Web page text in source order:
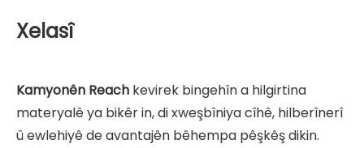
Xelasî
Kamyonên Reach kevirek bingehîn a hilgirtina
materyalê ya bikêr in, di xweşbîniya cîhê, hilberînerî
û ewlehiyê de avantajên bêhempa pêşkêş dikin.